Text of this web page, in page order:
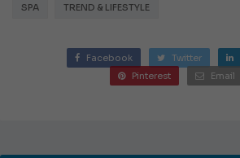
SPA TREND & LIFESTYLE
Facebook Twitter
Pinterest
Email